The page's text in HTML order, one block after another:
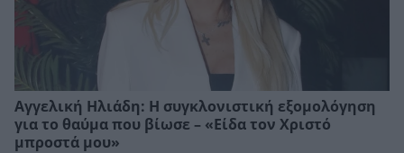
Αγγελική Ηλιάδη: Η συγκλονιστική εξομολόγηση
για το θαύμα που βίωσε – «Είδα τον Χριστό
μπροστά μου»